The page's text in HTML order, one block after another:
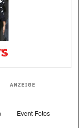
Event-Fotos